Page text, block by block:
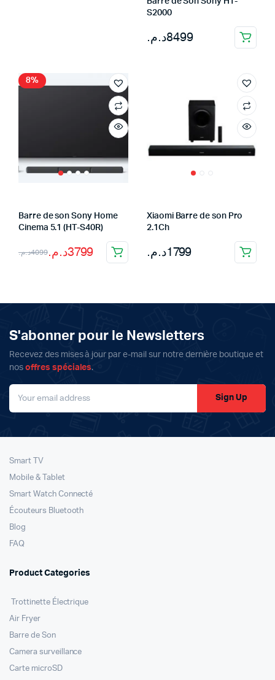
S2000
8499د.م.
8%
Barre de son Sony Home
Cinema 5.1 (HT-S40R)
4099د.م.
Le
était :
3799د.م.
Le
est :
Xiaomi Barre de son Pro
2.1Ch
1799د.م.
S'abonner pour le Newsletters
Recevez des mises à jour par e-mail sur notre dernière boutique et
nos offres spéciales.
Sign Up
Smart TV
Mobile & Tablet
Smart Watch Connecté
Écouteurs Bluetooth
Blog
FAQ
Product Categories
Trottinette Électrique
Air Fryer
Barre de Son
Camera surveillance
Carte microSD